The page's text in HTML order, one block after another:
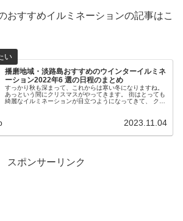
おすすめイルミネーションの記事はこ
播磨地域・淡路島おすすめのウインターイルミネ
ーション2022年6 選の日程のまとめ
すっかり秋も深まって、これからは寒い冬になりますね。
あっという間にクリスマスがやってきます。 街はとっても
綺麗なイルミネーションが目立つようになってきて、 クリ
2023.11.04
スポンサーリンク